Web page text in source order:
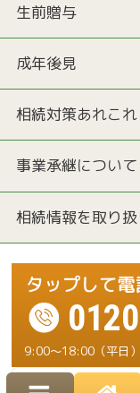
生前贈与
成年後見
相続対策あれこれ
事業承継について
相続情報を取り
9:00～18:00（平日）